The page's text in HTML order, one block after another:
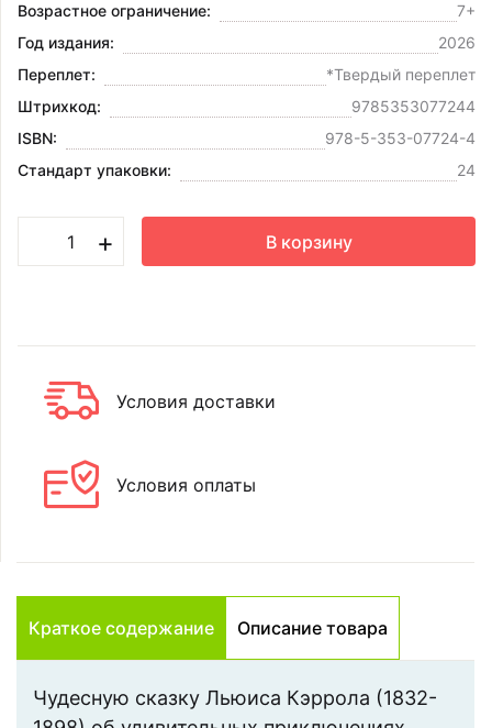
Возрастное ограничение:
7+
Год издания:
2026
Переплет:
*Твердый переплет
Штрихкод:
9785353077244
ISBN:
978-5-353-07724-4
Стандарт упаковки:
24
+ В корзину
Условия доставки
Условия оплаты
Краткое содержание Описание товара
Чудесную сказку Льюиса Кэррола (1832-